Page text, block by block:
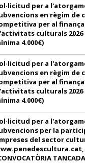
per a
en règim de
per al
culturals 2026
4.000€)
per a
en règim de
per al
culturals 2026
4.000€)
per a
per la
del sector